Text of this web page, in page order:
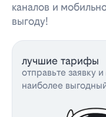
каналов и
выгоду!
лучшие тарифы
отправьте заявку
наиболее